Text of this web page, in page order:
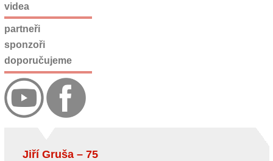
Jiří Gruša – 75
videa
partneři
sponzoři
doporučujeme